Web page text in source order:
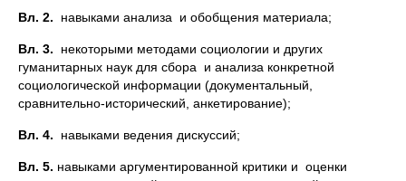
Вл. 2. навыками анализа и обобщения материала;
Вл. 3. некоторыми методами социологии и других
гуманитарных наук для сбора и анализа конкретной
социологической информации (документальный,
сравнительно-исторический, анкетирование);
Вл. 4. навыками ведения дискуссий;
Вл. 5. навыками аргументированной критики и оценки